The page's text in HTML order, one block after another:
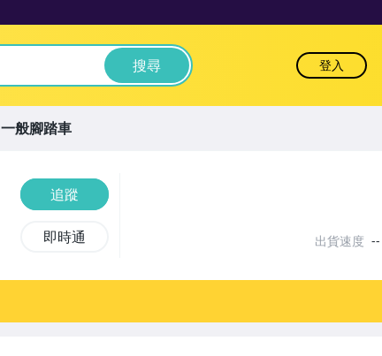
搜尋 登入
追蹤
即時通 出貨速度 --
一般腳踏車